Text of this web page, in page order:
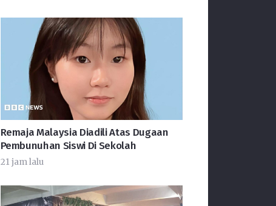
Remaja Malaysia Diadili Atas Dugaan
Pembunuhan Siswi Di Sekolah
21 jam lalu